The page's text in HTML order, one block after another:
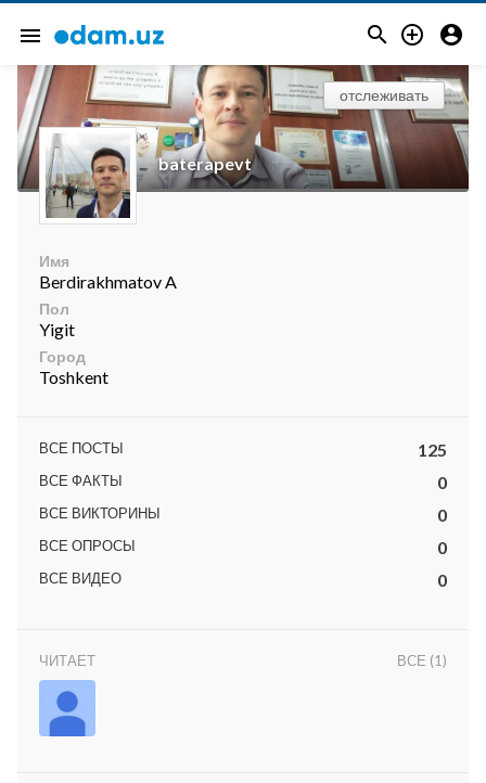
menu   
baterapevt
отслеживать
Имя
Berdirakhmatov A
Пол
Yigit
Город
Toshkent
ВСЕ ПОСТЫ 125
ВСЕ ФАКТЫ 0
ВСЕ ВИКТОРИНЫ 0
ВСЕ ОПРОСЫ 0
ВСЕ ВИДЕО 0
ЧИТАЕТ ВСЕ (1)